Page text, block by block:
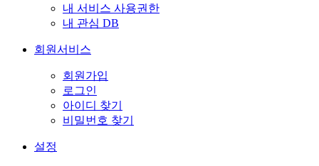
내 서비스 사용권한
내 관심 DB
회원서비스
회원가입
로그인
아이디 찾기
비밀번호 찾기
설정